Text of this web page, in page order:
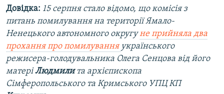
Довідка: 15 серпня стало відомо, що комісія з
питань помилування на території Ямало-
Ненецького автономного округуне прийняла два
прохання про помилування українського
режисера-голодувальника Олега Сенцова від його
матеріЛюдмилита архієпископа
Сімферопольського та Кримського УПЦ КП